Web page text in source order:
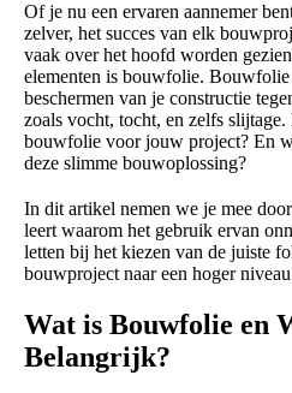
Of je nu een ervaren aannemer
zelver, het succes van elk
vaak over het hoofd worden
elementen is bouwfolie.
beschermen van je constructie
zoals vocht, tocht, en zelfs
bouwfolie voor jouw project? En
deze slimme bouwoplossing?
In dit artikel nemen we je mee
leert waarom het gebruik ervan
letten bij het kiezen van de juiste
bouwproject naar een hoger
Wat is Bouwfolie en
Belangrijk?